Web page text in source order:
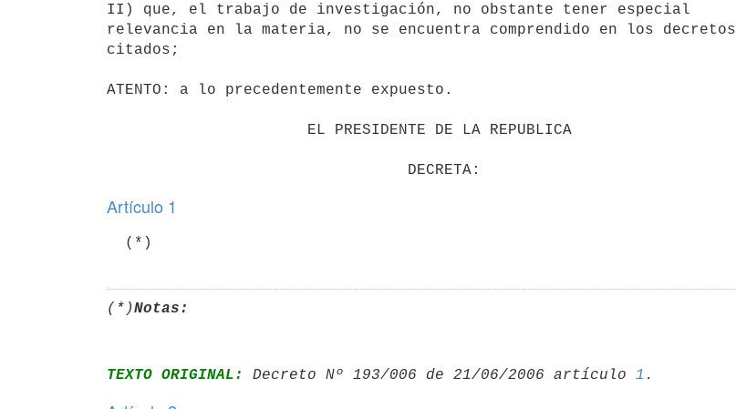
II) que, el trabajo de investigación, no obstante tener especial
relevancia en la materia, no se encuentra comprendido en los decretos
citados;
ATENTO: a lo precedentemente expuesto.
Artículo 1
(*)Notas:
TEXTO ORIGINAL: Decreto Nº 193/006 de 21/06/2006 artículo 1